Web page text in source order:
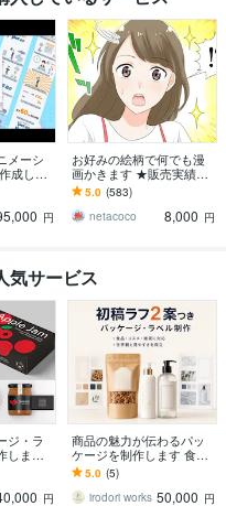
メーシ
成しま
ゆる場
プロ
円
お好みの絵柄で何でも漫
画かきます ★販売実績・
レビュー500件超★
5.0 (583)
netacoco
8,000 円
気サービス
ジ・ラ
します
貼る
ップ
円
商品の魅力が伝わるパッ
ケージを制作します 食
品・コスメ・雑貨向け｜
方向性確認用ラフ2案つき
5.0 (5)
irodori works 50,000 円